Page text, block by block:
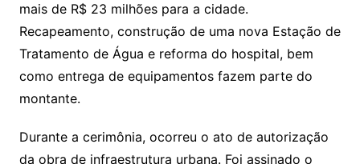
mais de R$ 23 milhões para a cidade.
Recapeamento, construção de uma nova Estação de
Tratamento de Água e reforma do hospital, bem
como entrega de equipamentos fazem parte do
montante.
Durante a cerimônia, ocorreu o ato de autorização
da obra de infraestrutura urbana. Foi assinado o